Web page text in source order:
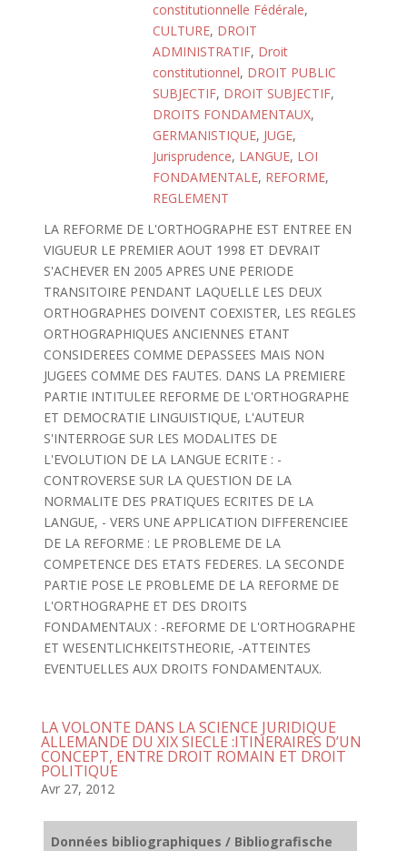
constitutionnelle Fédérale,
CULTURE, DROIT
ADMINISTRATIF, Droit
constitutionnel, DROIT PUBLIC
SUBJECTIF, DROIT SUBJECTIF,
DROITS FONDAMENTAUX,
GERMANISTIQUE, JUGE,
Jurisprudence, LANGUE, LOI
FONDAMENTALE, REFORME,
REGLEMENT
LA REFORME DE L'ORTHOGRAPHE EST ENTREE EN
VIGUEUR LE PREMIER AOUT 1998 ET DEVRAIT
S'ACHEVER EN 2005 APRES UNE PERIODE
TRANSITOIRE PENDANT LAQUELLE LES DEUX
ORTHOGRAPHES DOIVENT COEXISTER, LES REGLES
ORTHOGRAPHIQUES ANCIENNES ETANT
CONSIDEREES COMME DEPASSEES MAIS NON
JUGEES COMME DES FAUTES. DANS LA PREMIERE
PARTIE INTITULEE REFORME DE L'ORTHOGRAPHE
ET DEMOCRATIE LINGUISTIQUE, L'AUTEUR
S'INTERROGE SUR LES MODALITES DE
L'EVOLUTION DE LA LANGUE ECRITE : -
CONTROVERSE SUR LA QUESTION DE LA
NORMALITE DES PRATIQUES ECRITES DE LA
LANGUE, - VERS UNE APPLICATION DIFFERENCIEE
DE LA REFORME : LE PROBLEME DE LA
COMPETENCE DES ETATS FEDERES. LA SECONDE
PARTIE POSE LE PROBLEME DE LA REFORME DE
L'ORTHOGRAPHE ET DES DROITS
FONDAMENTAUX : -REFORME DE L'ORTHOGRAPHE
ET WESENTLICHKEITSTHEORIE, -ATTEINTES
EVENTUELLES AUX DROITS FONDAMENTAUX.
LA VOLONTE DANS LA SCIENCE JURIDIQUE
ALLEMANDE DU XIX SIECLE :ITINERAIRES D’UN
CONCEPT, ENTRE DROIT ROMAIN ET DROIT
POLITIQUE
Avr 27, 2012
Données bibliographiques / Bibliografische